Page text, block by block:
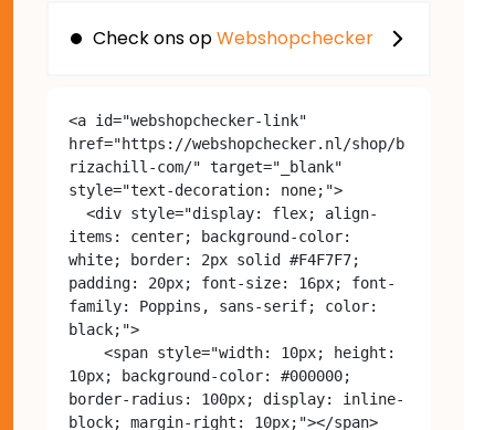
Check ons opWebshopchecker
<a id="webshopchecker-link"
href="https://webshopchecker.nl/shop/b
rizachill-com/" target="_blank"
style="text-decoration: none;">
items: center; background-color:
white; border: 2px solid #F4F7F7;
padding: 20px; font-size: 16px; font-
family: Poppins, sans-serif; color:
black;">
10px; background-color: #000000;
border-radius: 100px; display: inline-
block; margin-right: 10px;"></span>